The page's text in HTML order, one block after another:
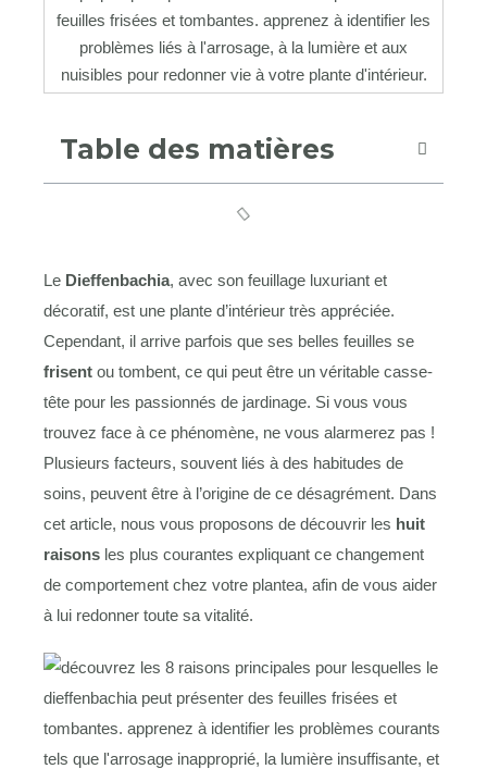
Table des matières
Le Dieffenbachia, avec son feuillage luxuriant et
décoratif, est une plante d’intérieur très appréciée.
Cependant, il arrive parfois que ses belles feuilles se
frisent ou tombent, ce qui peut être un véritable casse-
tête pour les passionnés de jardinage. Si vous vous
trouvez face à ce phénomène, ne vous alarmerez pas !
Plusieurs facteurs, souvent liés à des habitudes de
soins, peuvent être à l’origine de ce désagrément. Dans
cet article, nous vous proposons de découvrir les huit
raisons les plus courantes expliquant ce changement
de comportement chez votre plantea, afin de vous aider
à lui redonner toute sa vitalité.